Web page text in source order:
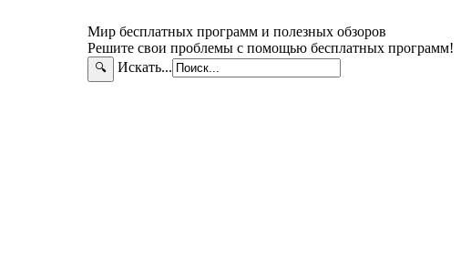
Мир бесплатных программ и полезных обзоров
Решите свои проблемы с помощью бесплатных программ!
🔍 Искать...